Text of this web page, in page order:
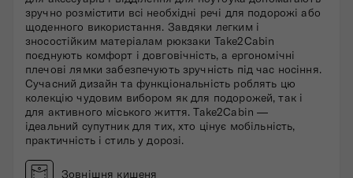
зручно розмістити всі необхідні речі для подорожі або
щоденного використання. Завдяки легким і
зносостійким матеріалам рюкзаки Take2Cabin
поєднують комфорт і довговічність, а ергономічні
плечові лямки забезпечують зручність під час носіння.
Сучасний дизайн та функціональність роблять цю
колекцію чудовим вибором як для подорожей, так і
для активного міського життя. Take2Cabin —
ідеальний супутник для тих, хто цінує мобільність,
практичність і стиль у дорозі.
Зовнішня кишеня